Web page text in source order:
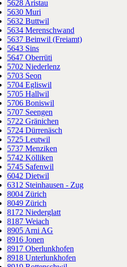
5628 Aristau
5630 Muri
5632 Buttwil
5634 Merenschwand
5637 Beinwil (Freiamt)
5643 Sins
5647 Oberrüti
5702 Niederlenz
5703 Seon
5704 Egliswil
5705 Hallwil
5706 Boniswil
5707 Seengen
5722 Gränichen
5724 Dürrenäsch
5725 Leutwil
5737 Menziken
5742 Kölliken
5745 Safenwil
6042 Dietwil
6312 Steinhausen - Zug
8004 Zürich
8049 Zürich
8172 Niederglatt
8187 Weiach
8905 Arni AG
8916 Jonen
8917 Oberlunkhofen
8918 Unterlunkhofen